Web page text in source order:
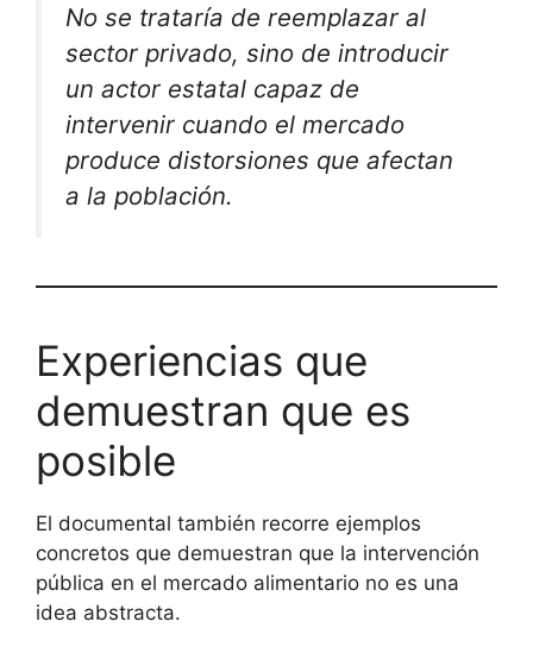
No se trataría de reemplazar al
sector privado, sino de introducir
un actor estatal capaz de
intervenir cuando el mercado
produce distorsiones que afectan
a la población.
Experiencias que
demuestran que es
posible
El documental también recorre ejemplos
concretos que demuestran que la intervención
pública en el mercado alimentario no es una
idea abstracta.